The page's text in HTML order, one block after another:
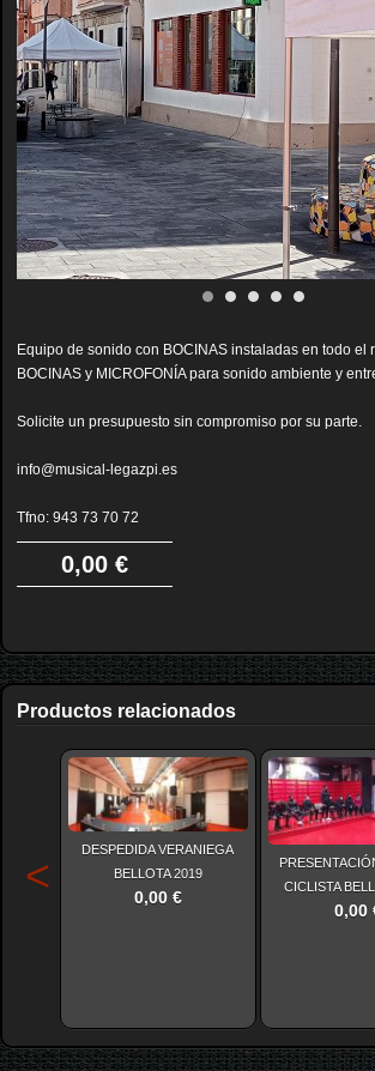
Equipo de sonido con BOCINAS instaladas en todo el
BOCINAS y MICROFONÍA para sonido ambiente y
Solicite un presupuesto sin compromiso por su parte.
info@musical-legazpi.es
Tfno: 943 73 70 72
0,00 €
Productos relacionados
<
DESPEDIDA VERANIEGA
BELLOTA 2019
0,00 €
CICLISTA
0,00